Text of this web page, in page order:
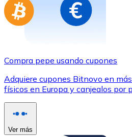
Compra pepe usando cupones
Adquiere cupones Bitnovo en
físicos en Europa y canjealos por
Ver más